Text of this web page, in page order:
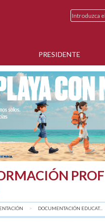
PRESIDENTE
DOCUMENTACIÓN EDUCAT...